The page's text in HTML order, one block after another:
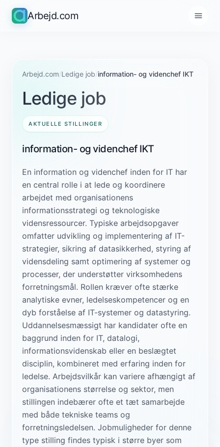
Arbejd.com
Arbejd.com/Ledige job/information- og videnchef IKT
Ledige job
AKTUELLE STILLINGER
information- og videnchef IKT
En information og videnchef inden for IT har
en central rolle i at lede og koordinere
arbejdet med organisationens
informationsstrategi og teknologiske
vidensressourcer. Typiske arbejdsopgaver
omfatter udvikling og implementering af IT-
strategier, sikring af datasikkerhed, styring af
vidensdeling samt optimering af systemer og
processer, der understøtter virksomhedens
forretningsmål. Rollen kræver ofte stærke
analytiske evner, ledelseskompetencer og en
dyb forståelse af IT-systemer og datastyring.
Uddannelsesmæssigt har kandidater ofte en
baggrund inden for IT, datalogi,
informationsvidenskab eller en beslægtet
disciplin, kombineret med erfaring inden for
ledelse. Arbejdsvilkår kan variere afhængigt af
organisationens størrelse og sektor, men
stillingen indebærer ofte et tæt samarbejde
med både tekniske teams og
forretningsledelsen. Jobmuligheder for denne
type stilling findes typisk i større byer som